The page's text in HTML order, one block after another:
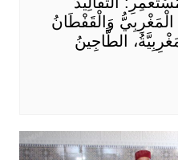
الْمَغْرِبِيُّ وَالْقَفْطَانُ
الطَّاجِينُ